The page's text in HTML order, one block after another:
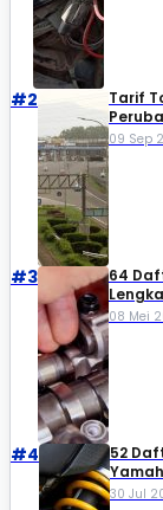
#2
Tarif
09 Sep
#3
64
08 Mei
#4
52
30 Jul